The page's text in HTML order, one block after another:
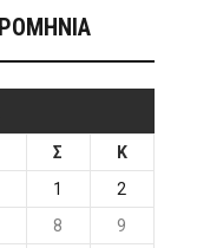
Σ
Κ
1
2
8 9